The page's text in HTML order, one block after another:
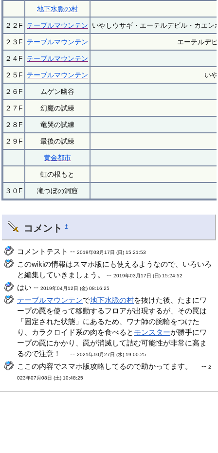
地下水脈の村
２２F テーブルマウンテン いやしウサギ・エーテルデビル・カエ
２３F テーブルマウンテン エーテルデ
２４F テーブルマウンテン
２５F テーブルマウンテン い
２６F ムゲン幽谷
２７F 幻魔の試練
２８F 竜哭の試練
２９F 最後の試練
黄金都市
虹の根もと
３０F 滝つぼの洞窟
コメント †
コメントテスト --2019年03月17日 (日) 15:21:53
このwikiの情報はスマホ版にも使えるようなので、いろいろ
と編集していきましょう。 --2019年03月17日 (日) 15:24:52
はい --2019年04月12日 (金) 08:16:25
テーブルマウンテンで地下水脈の村を抜けた後、たまにワ
ープの罠を使って移動するフロアが出現するが、その罠は
「固定された状態」にあるため、ワナ師の腕輪をつけた
り、カラクロイド系の肉を食べると モンスターが勝手にワ
ープの罠にかかり、罠が消滅して詰む可能性が非常に高ま
るので注意！ --2021年10月27日 (水) 19:00:25
ここの内容でスマホ版攻略してるので助かってます。 --2
023年07月08日 (土) 10:48:25